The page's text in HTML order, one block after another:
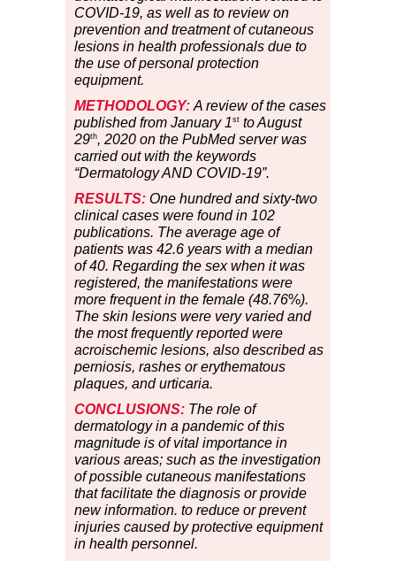
COVID-19, as well as to review on
prevention and treatment of cutaneous
lesions in health professionals due to
the use of personal protection
equipment.
METHODOLOGY: A review of the cases
published from January 1st to August
29th, 2020 on the PubMed server was
carried out with the keywords
“Dermatology AND COVID-19”.
RESULTS: One hundred and sixty-two
clinical cases were found in 102
publications. The average age of
patients was 42.6 years with a median
of 40. Regarding the sex when it was
registered, the manifestations were
more frequent in the female (48.76%).
The skin lesions were very varied and
the most frequently reported were
acroischemic lesions, also described as
perniosis, rashes or erythematous
plaques, and urticaria.
CONCLUSIONS: The role of
dermatology in a pandemic of this
magnitude is of vital importance in
various areas; such as the investigation
of possible cutaneous manifestations
that facilitate the diagnosis or provide
new information. to reduce or prevent
injuries caused by protective equipment
in health personnel.